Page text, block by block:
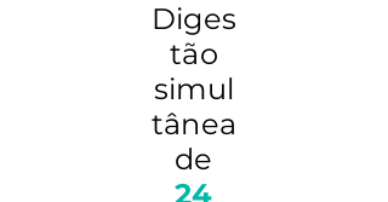
Diges
tão
simul
tânea
de
24